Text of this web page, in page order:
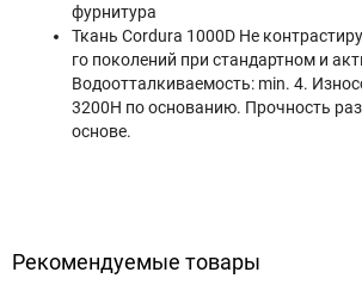
фурнитура
Ткань Cordura 1000D Не
го поколений при стандартном и
Водоотталкиваемость: min. 4.
3200H по основанию. Прочность
основе.
Рекомендуемые товары